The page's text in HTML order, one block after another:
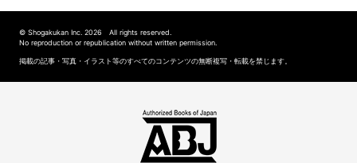
© Shogakukan Inc. 2026 All rights reserved.
No reproduction or republication without written permission.
掲載の記事・写真・イラスト等のすべてのコンテンツの無断複写・転載を禁じます。